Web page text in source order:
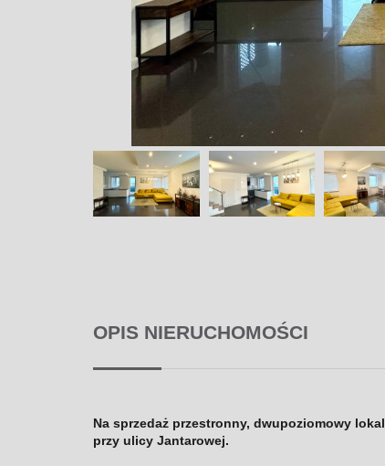
OPIS NIERUCHOMOŚCI
Na sprzedaż przestronny, dwupoziomowy
przy ulicy Jantarowej.